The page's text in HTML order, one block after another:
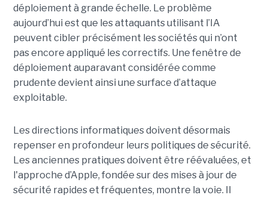
déploiement à grande échelle. Le problème
aujourd’hui est que les attaquants utilisant l’IA
peuvent cibler précisément les sociétés qui n’ont
pas encore appliqué les correctifs. Une fenêtre de
déploiement auparavant considérée comme
prudente devient ainsi une surface d’attaque
exploitable.
Les directions informatiques doivent désormais
repenser en profondeur leurs politiques de sécurité.
Les anciennes pratiques doivent être réévaluées, et
l'approche d’Apple, fondée sur des mises à jour de
sécurité rapides et fréquentes, montre la voie. Il